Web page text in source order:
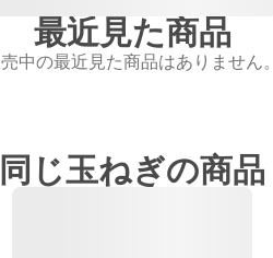
最近見た商品
中の最近見た商品はありません。
同じ玉ねぎの商品